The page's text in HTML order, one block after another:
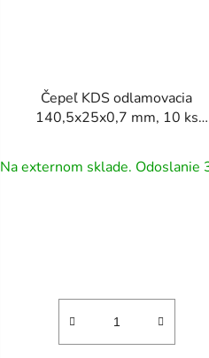
Čepeľ KDS odlamovacia
140,5x25x0,7 mm, 10 ks